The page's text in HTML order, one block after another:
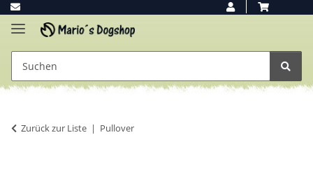
Zurück zur Liste Pullover